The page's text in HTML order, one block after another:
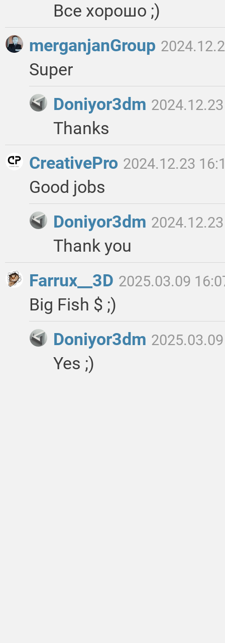
Все хорошо ;)
merganjanGroup
Super
Doniyor3dm
Thanks
CreativePro 2024.12.23
Good jobs
Doniyor3dm
Thank you
Farrux__3D 2025.03.09
Big Fish $ ;)
Doniyor3dm
Yes ;)